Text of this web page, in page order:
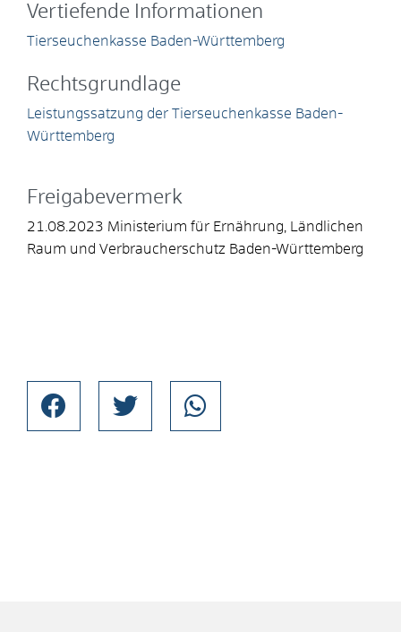
Vertiefende Informationen
Tierseuchenkasse Baden-Württemberg
Rechtsgrundlage
Leistungssatzung der Tierseuchenkasse Baden-
Württemberg
Freigabevermerk
21.08.2023 Ministerium für Ernährung, Ländlichen
Raum und Verbraucherschutz Baden-Württemberg